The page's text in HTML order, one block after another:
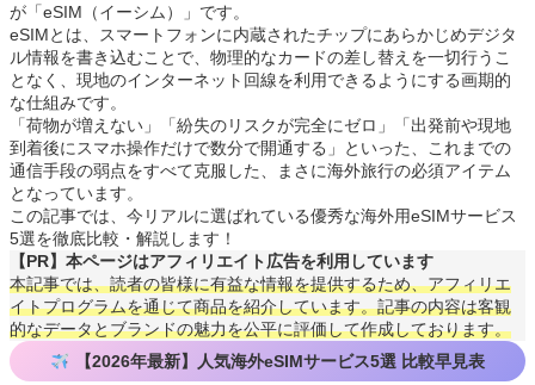
が「eSIM（イーシム）」です。
eSIMとは、スマートフォンに内蔵されたチップにあらかじめデジタ
ル情報を書き込むことで、物理的なカードの差し替えを一切行うこ
となく、現地のインターネット回線を利用できるようにする画期的
な仕組みです。
「荷物が増えない」「紛失のリスクが完全にゼロ」「出発前や現地
到着後にスマホ操作だけで数分で開通する」といった、これまでの
通信手段の弱点をすべて克服した、まさに海外旅行の必須アイテム
となっています。
この記事では、今リアルに選ばれている優秀な海外用eSIMサービス
5選を徹底比較・解説します！
【PR】本ページはアフィリエイト広告を利用しています
本記事では、読者の皆様に有益な情報を提供するため、アフィリエ
イトプログラムを通じて商品を紹介しています。記事の内容は客観
的なデータとブランドの魅力を公平に評価して作成しております。
【2026年最新】人気海外eSIMサービス5選 比較早見表